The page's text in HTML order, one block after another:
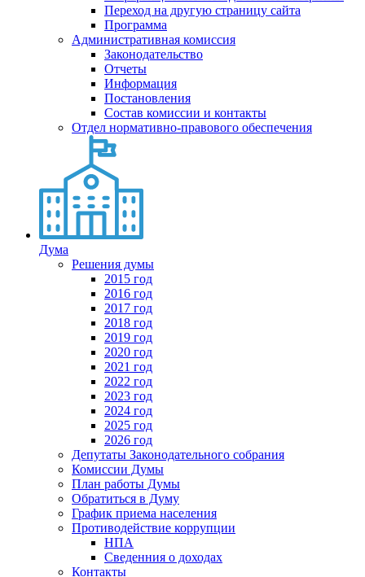
Переход на другую страницу сайта
Программа
Административная комиссия
Законодательство
Отчеты
Информация
Постановления
Состав комиссии и контакты
Отдел нормативно-правового обеспечения
Дума
Решения думы
2015 год
2016 год
2017 год
2018 год
2019 год
2020 год
2021 год
2022 год
2023 год
2024 год
2025 год
2026 год
Депутаты Законодательного собрания
Комиссии Думы
План работы Думы
Обратиться в Думу
График приема населения
Противодействие коррупции
НПА
Сведенния о доходах
Контакты